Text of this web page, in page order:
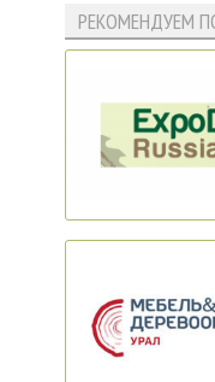
РЕКОМЕНДУЕМ